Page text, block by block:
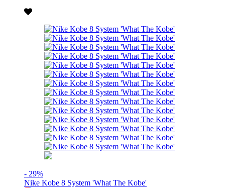
- 29%
Nike Kobe 8 System 'What The Kobe'